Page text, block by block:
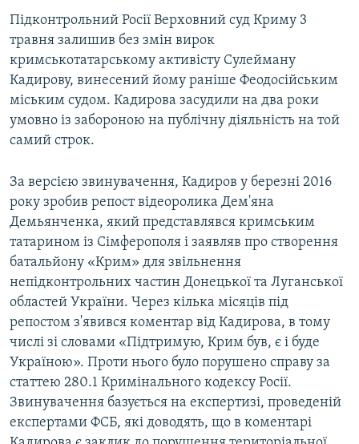
Підконтрольний Росії Верховний суд Криму 3
травня залишив без змін вирок
кримськотатарському активісту Сулейману
Кадирову, винесений йому раніше Феодосійським
міським судом. Кадирова засудили на два роки
умовно із забороною на публічну діяльність на той
самий строк.
За версією звинувачення, Кадиров у березні 2016
року зробив репост відеоролика Дем'яна
Демьянченка, який представлявся кримським
татарином із Сімферополя і заявляв про створення
батальйону «Крим» для звільнення
непідконтрольних частин Донецької та Луганської
областей України. Через кілька місяців під
репостом з'явився коментар від Кадирова, в тому
числі зі словами «Підтримую, Крим був, є і буде
Україною». Проти нього було порушено справу за
статтею 280.1 Кримінального кодексу Росії.
Звинувачення базується на експертизі, проведеній
експертами ФСБ, які доводять, що в коментарі